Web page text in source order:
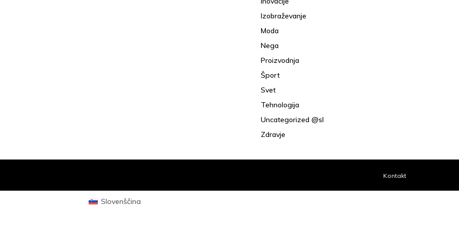
Izobraževanje
Moda
Nega
Proizvodnja
Šport
Svet
Tehnologija
Uncategorized @sl
Zdravje
Kontakt
Slovenščina